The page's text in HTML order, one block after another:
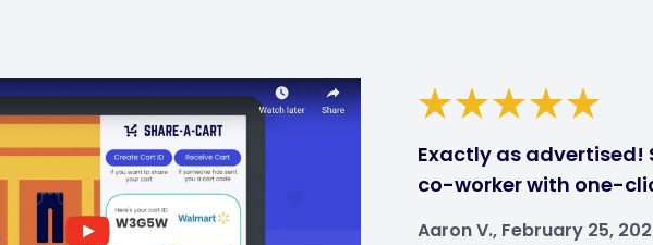
Exactly as advertised!
co-worker with one-
Aaron V., February 25,